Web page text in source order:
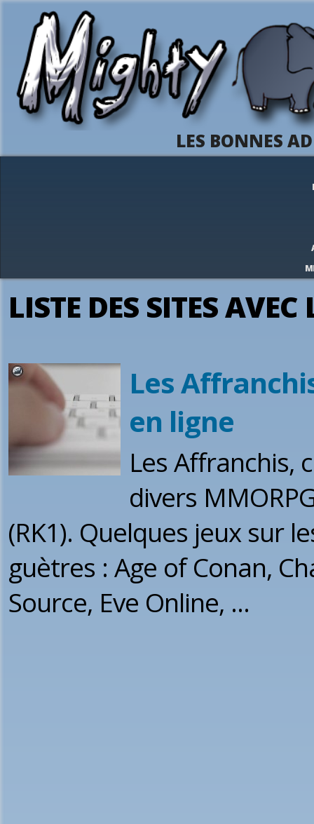
LES BONNES
LISTE DES SITES
Les
en ligne
Les Affranchis,
divers
(RK1). Quelques jeux sur
guètres : Age of Conan,
Source, Eve Online, ...